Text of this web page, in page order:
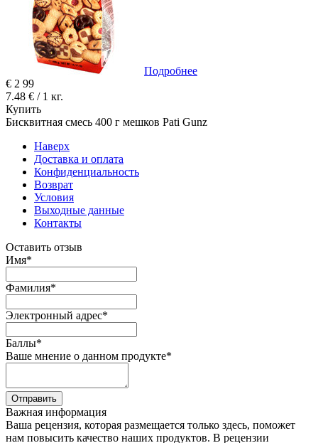
Подробнее
€ 2 99
7.48 € / 1 кг.
Купить
Бисквитная смесь 400 г мешков Pati Gunz
Наверх
Доставка и оплата
Конфиденциальность
Возврат
Условия
Выходные данные
Контакты
Оставить отзыв
Имя*
Фамилия*
Электронный адрес*
Баллы*
Ваше мнение о данном продукте*
Отправить
Важная информация
Ваша рецензия, которая размещается только здесь, поможет
нам повысить качество наших продуктов. В рецензии